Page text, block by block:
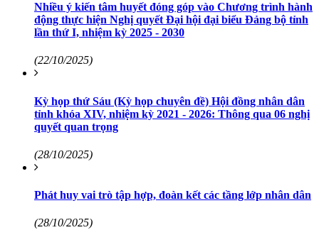
Nhiều ý kiến tâm huyết đóng góp vào Chương trình hành
động thực hiện Nghị quyết Đại hội đại biểu Đảng bộ tỉnh
lần thứ I, nhiệm kỳ 2025 - 2030
(22/10/2025)
Kỳ họp thứ Sáu (Kỳ họp chuyên đề) Hội đồng nhân dân
tỉnh khóa XIV, nhiệm kỳ 2021 - 2026: Thông qua 06 nghị
quyết quan trọng
(28/10/2025)
Phát huy vai trò tập hợp, đoàn kết các tầng lớp nhân dân
(28/10/2025)